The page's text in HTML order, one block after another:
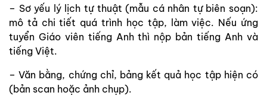
– Sơ yếu lý lịch tự thuật (mẫu cá nhân tự biên soạn):
mô tả chi tiết quá trình học tập, làm việc. Nếu ứng
tuyển Giáo viên tiếng Anh thì nộp bản tiếng Anh và
tiếng Việt.
– Văn bằng, chứng chỉ, bảng kết quả học tập hiện có
(bản scan hoặc ảnh chụp).